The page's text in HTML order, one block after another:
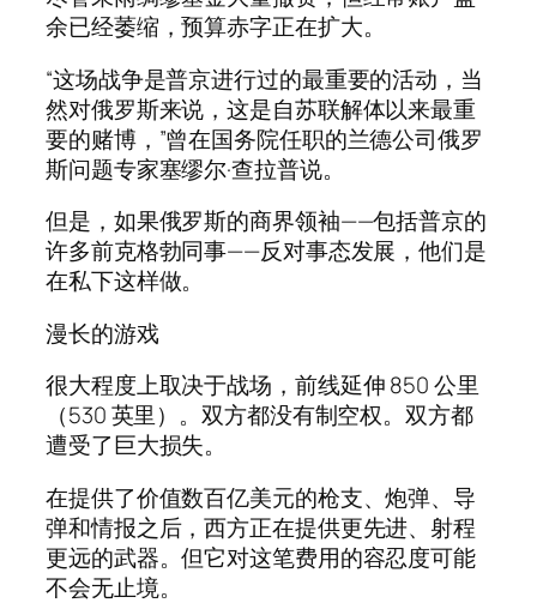
余已经萎缩，预算赤字正在扩大。
“这场战争是普京进行过的最重要的活动，当
然对俄罗斯来说，这是自苏联解体以来最重
要的赌博，”曾在国务院任职的兰德公司俄罗
斯问题专家塞缪尔·查拉普说。
但是，如果俄罗斯的商界领袖——包括普京的
许多前克格勃同事——反对事态发展，他们是
在私下这样做。
漫长的游戏
很大程度上取决于战场，前线延伸 850 公里
（530 英里）。双方都没有制空权。双方都
遭受了巨大损失。
在提供了价值数百亿美元的枪支、炮弹、导
弹和情报之后，西方正在提供更先进、射程
更远的武器。但它对这笔费用的容忍度可能
不会无止境。